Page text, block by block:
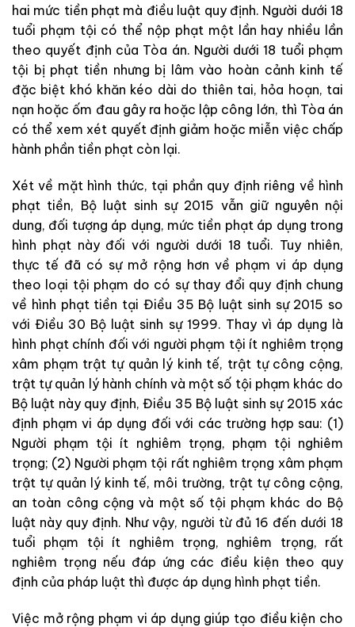
hai mức tiền phạt mà điều luật quy định. Người dưới 18
tuổi phạm tội có thể nộp phạt một lần hay nhiều lần
theo quyết định của Tòa án. Người dưới 18 tuổi phạm
tội bị phạt tiền nhưng bị lâm vào hoàn cảnh kinh tế
đặc biệt khó khăn kéo dài do thiên tai, hỏa hoạn, tai
nạn hoặc ốm đau gây ra hoặc lập công lớn, thì Tòa án
có thể xem xét quyết định giảm hoặc miễn việc chấp
hành phần tiền phạt còn lại.
Xét về mặt hình thức, tại phần quy định riêng về hình
phạt tiền, Bộ luật sinh sự 2015 vẫn giữ nguyên nội
dung, đối tượng áp dụng, mức tiền phạt áp dụng trong
hình phạt này đối với người dưới 18 tuổi. Tuy nhiên,
thực tế đã có sự mở rộng hơn về phạm vi áp dụng
theo loại tội phạm do có sự thay đổi quy định chung
về hình phạt tiền tại Điều 35 Bộ luật sinh sự 2015 so
với Điều 30 Bộ luật sinh sự 1999. Thay vì áp dụng là
hình phạt chính đối với người phạm tội ít nghiêm trọng
xâm phạm trật tự quản lý kinh tế, trật tự công cộng,
trật tự quản lý hành chính và một số tội phạm khác do
Bộ luật này quy định, Điều 35 Bộ luật sinh sự 2015 xác
định phạm vi áp dụng đối với các trường hợp sau: (1)
Người phạm tội ít nghiêm trọng, phạm tội nghiêm
trọng; (2) Người phạm tội rất nghiêm trọng xâm phạm
trật tự quản lý kinh tế, môi trường, trật tự công cộng,
an toàn công cộng và một số tội phạm khác do Bộ
luật này quy định. Như vậy, người từ đủ 16 đến dưới 18
tuổi phạm tội ít nghiêm trọng, nghiêm trọng, rất
nghiêm trọng nếu đáp ứng các điều kiện theo quy
định của pháp luật thì được áp dụng hình phạt tiền.
Việc mở rộng phạm vi áp dụng giúp tạo điều kiện cho